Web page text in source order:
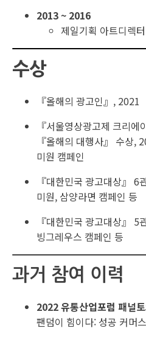
2013 ~ 2016
제일기획 아트디렉터
수상
『올해의 광고인』, 2021
『서울영상광고제 크리
『올해의 대행사』 수상,
미원 캠페인
『대한민국 광고대상』 6
미원, 삼양라면 캠페인 등
『대한민국 광고대상』 5
빙그레우스 캠페인 등
과거 참여 이력
2022 유통산업포럼 패널
팬덤이 힘이다: 성공 커머